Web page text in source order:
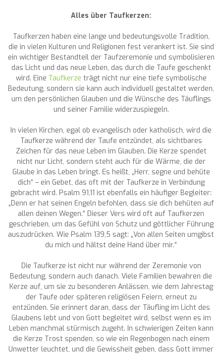
Alles über Taufkerzen:
Taufkerzen haben eine lange und bedeutungsvolle Tradition,
die in vielen Kulturen und Religionen fest verankert ist. Sie sind
ein wichtiger Bestandteil der Taufzeremonie und symbolisieren
das Licht und das neue Leben, das durch die Taufe geschenkt
wird. Eine Taufkerze trägt nicht nur eine tiefe symbolische
Bedeutung, sondern sie kann auch individuell gestaltet werden,
um den persönlichen Glauben und die Wünsche des Täuflings
und seiner Familie widerzuspiegeln.
In vielen Kirchen, egal ob evangelisch oder katholisch, wird die
Taufkerze während der Taufe entzündet, als sichtbares
Zeichen für das neue Leben im Glauben. Die Kerze spendet
nicht nur Licht, sondern steht auch für die Wärme, die der
Glaube in das Leben bringt. Es heißt, „Herr, segne und behüte
dich“ – ein Gebet, das oft mit der Taufkerze in Verbindung
gebracht wird. Psalm 91,11 ist ebenfalls ein häufiger Begleiter:
„Denn er hat seinen Engeln befohlen, dass sie dich behüten auf
allen deinen Wegen.“ Dieser Vers wird oft auf Taufkerzen
geschrieben, um das Gefühl von Schutz und göttlicher Führung
auszudrücken. Wie Psalm 139,5 sagt: „Von allen Seiten umgibst
du mich und hältst deine Hand über mir.“
Die Taufkerze ist nicht nur während der Zeremonie von
Bedeutung, sondern auch danach. Viele Familien bewahren die
Kerze auf, um sie zu besonderen Anlässen, wie dem Jahrestag
der Taufe oder späteren religiösen Feiern, erneut zu
entzünden. Sie erinnert daran, dass der Täufling im Licht des
Glaubens lebt und von Gott begleitet wird, selbst wenn es im
Leben manchmal stürmisch zugeht. In schwierigen Zeiten kann
die Kerze Trost spenden, so wie ein Regenbogen nach einem
Unwetter leuchtet, und die Gewissheit geben, dass Gott immer